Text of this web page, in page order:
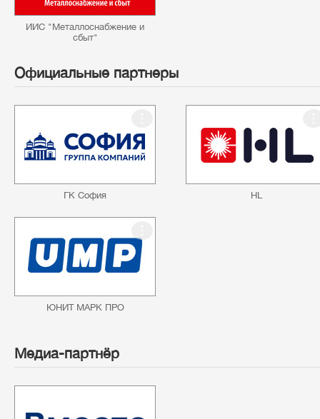
ИИС "Металлоснабжение и
сбыт"
Официальные партнеры
ГК София HL
ЮНИТ МАРК ПРО
Медиа-партнёр